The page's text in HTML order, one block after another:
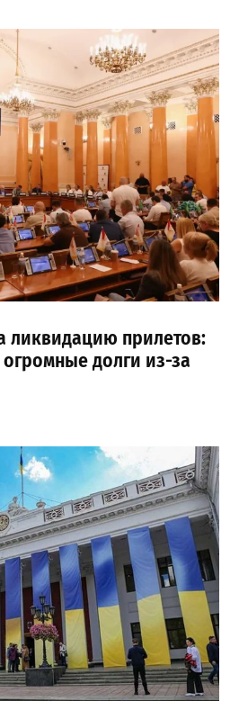
ликвидацию прилетов:
огромные долги из-за